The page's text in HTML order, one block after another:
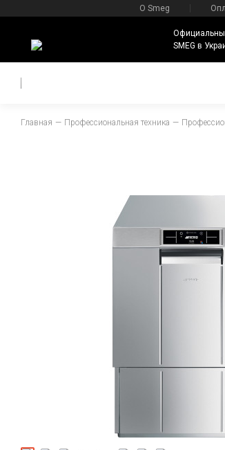
О Smeg
SMEG в
Главная Профессиональная техника